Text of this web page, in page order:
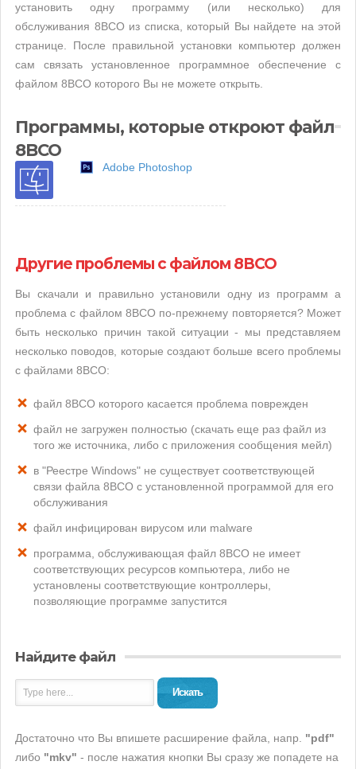
установить одну программу (или несколько) для
обслуживания 8BCO из списка, который Вы найдете на этой
странице. После правильной установки компьютер должен
сам связать установленное программное обеспечение с
файлом 8BCO которого Вы не можете открыть.
Программы, которые откроют файл
8BCO
Adobe Photoshop
Другие проблемы с файлом 8BCO
Вы скачали и правильно установили одну из программ а
проблема с файлом 8BCO по-прежнему повторяется? Может
быть несколько причин такой ситуации - мы представляем
несколько поводов, которые создают больше всего проблемы
с файлами 8BCO:
файл 8BCO которого касается проблема поврежден
файл не загружен полностью (скачать еще раз файл из
того же источника, либо с приложения сообщения мейл)
в "Реестре Windows" не существует соответствующей
связи файла 8BCO с установленной программой для его
обслуживания
файл инфицирован вирусом или malware
программа, обслуживающая файл 8BCO не имеет
соответствующих ресурсов компьютера, либо не
установлены соответствующие контроллеры,
позволяющие программе запустится
Найдите файл
Искать
Достаточно что Вы впишете расширение файла, напр. "pdf"
либо "mkv" - после нажатия кнопки Вы сразу же попадете на